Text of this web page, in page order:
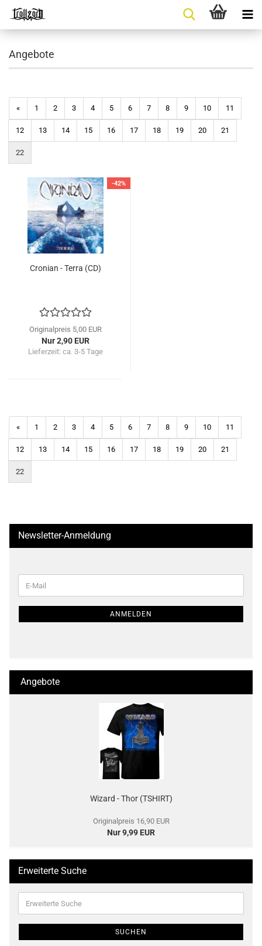
Angebote
« 1 2 3 4 5 6 7 8 9 10 11
12 13 14 15 16 17 18 19 20 21
22
-42%
Cronian - Terra (CD)
Originalpreis 5,00 EUR
Nur 2,90 EUR
Lieferzeit: ca. 3-5 Tage
« 1 2 3 4 5 6 7 8 9 10 11
12 13 14 15 16 17 18 19 20 21
22
Newsletter-Anmeldung
ZUR
E-
Mail
ANMELDEN
Angebote
Wizard - Thor (TSHIRT)
Originalpreis 16,90 EUR
Nur 9,99 EUR
Erweiterte Suche
Suche
SUCHEN